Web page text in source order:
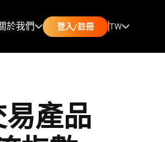
於我們 登入/註冊 TW
產品